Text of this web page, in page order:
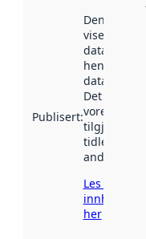
Publisert:
Denne
viser når
datasettet
henta inn av
Det kan ha
vore
tilgjengeleg
tidlegare
andre stader.
Les meir om
innhenting
her